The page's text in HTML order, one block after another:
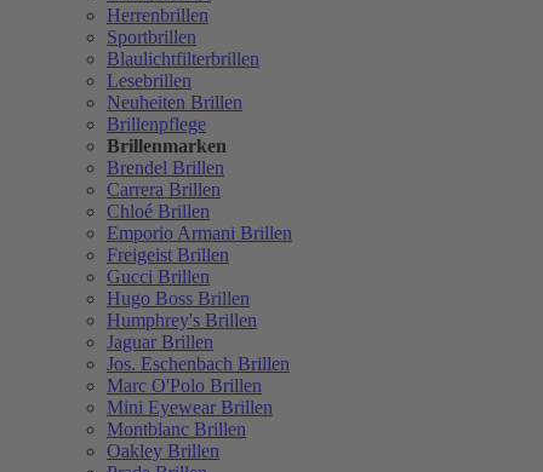
Herrenbrillen
Sportbrillen
Blaulichtfilterbrillen
Lesebrillen
Neuheiten Brillen
Brillenpflege
Brillenmarken
Brendel Brillen
Carrera Brillen
Chloé Brillen
Emporio Armani Brillen
Freigeist Brillen
Gucci Brillen
Hugo Boss Brillen
Humphrey's Brillen
Jaguar Brillen
Jos. Eschenbach Brillen
Marc O'Polo Brillen
Mini Eyewear Brillen
Montblanc Brillen
Oakley Brillen